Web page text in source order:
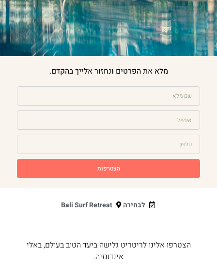
מלא את הפרטים ונחזור אלייך בהקדם.
הצטרפות
לבחירה Bali Surf Retreat
הצטרפו אלינו לריטריט גלישה ביעד הטוב בעולם, באלי
אינדונזיה.